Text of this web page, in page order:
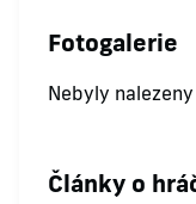
Fotogalerie
Nebyly
Články o